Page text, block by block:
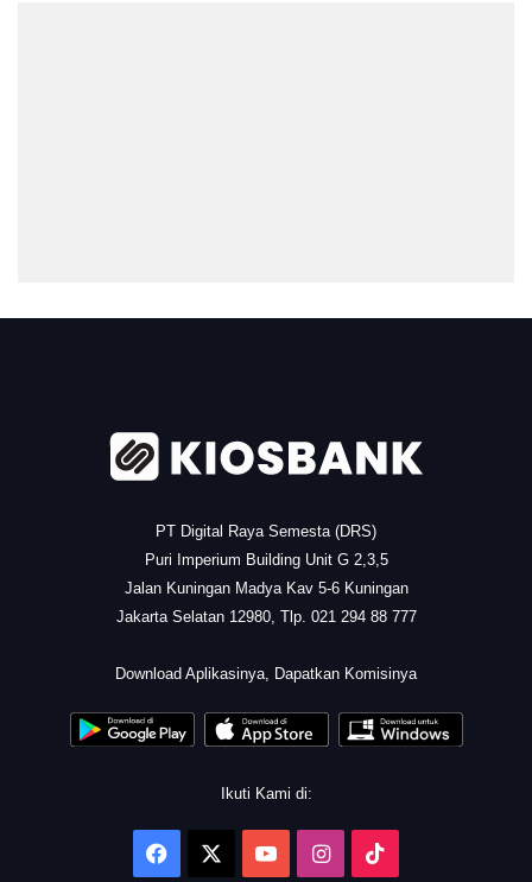
PT Digital Raya Semesta (DRS)
Puri Imperium Building Unit G 2,3,5
Jalan Kuningan Madya Kav 5-6 Kuningan
Jakarta Selatan 12980, Tlp. 021 294 88 777
Download Aplikasinya, Dapatkan Komisinya
Ikuti Kami di:
Facebook YouTubeInstagram